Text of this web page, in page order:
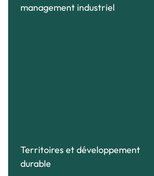
management industriel
Territoires et développement
durable